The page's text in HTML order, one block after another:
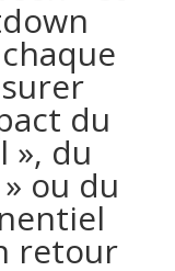
du
», du
ou du
retour